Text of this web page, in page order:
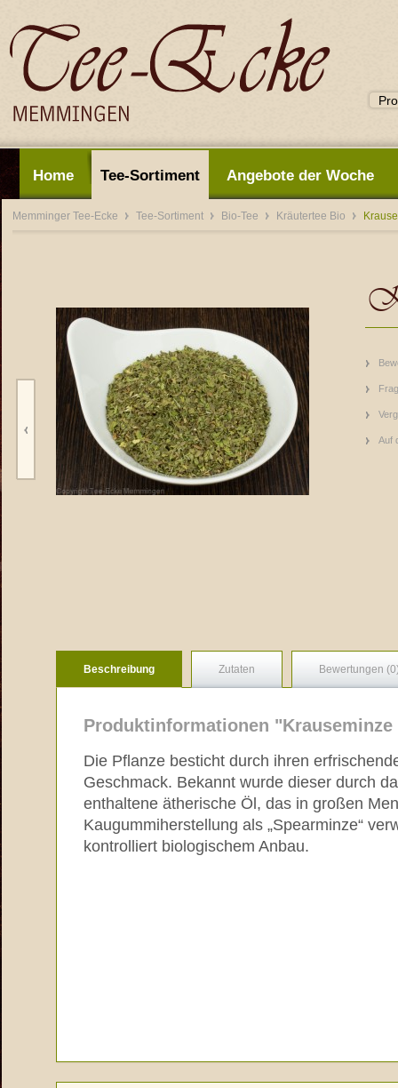
Home Tee-Sortiment Angebote der Woche
Memminger Tee-Ecke Tee-Sortiment Bio-Tee Kräutertee Bio
Auf
Beschreibung Zutaten Bewertungen
Produktinformationen
Die Pflanze besticht durch ihren
Geschmack. Bekannt wurde dieser durch
enthaltene ätherische Öl, das in großen
Kaugummiherstellung als „Spearminze“
kontrolliert biologischem Anbau.